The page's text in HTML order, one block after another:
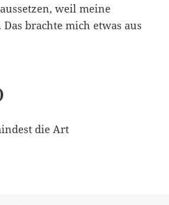
weil meine
brachte mich etwas aus
die Art